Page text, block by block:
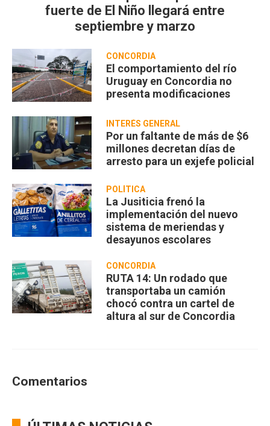
fuerte de El Niño llegará entre
septiembre y marzo
CONCORDIA
El comportamiento del río
Uruguay en Concordia no
presenta modificaciones
INTERÉS GENERAL
Por un faltante de más de $6
millones decretan días de
arresto para un exjefe policial
POLÍTICA
La Jusiticia frenó la
implementación del nuevo
sistema de meriendas y
desayunos escolares
CONCORDIA
RUTA 14: Un rodado que
transportaba un camión
chocó contra un cartel de
altura al sur de Concordia
Comentarios